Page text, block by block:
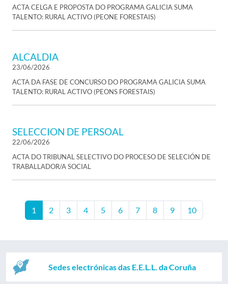
ACTA CELGA E PROPOSTA DO PROGRAMA GALICIA SUMA
TALENTO: RURAL ACTIVO (PEONE FORESTAIS)
ALCALDIA
23/06/2026
ACTA DA FASE DE CONCURSO DO PROGRAMA GALICIA SUMA
TALENTO: RURAL ACTIVO (PEONS FORESTAIS)
SELECCION DE PERSOAL
22/06/2026
ACTA DO TRIBUNAL SELECTIVO DO PROCESO DE SELECIÓN DE
TRABALLADOR/A SOCIAL
1 2 3 4 5 6 7 8 9 10
Sedes electrónicas das E.E.L.L. da Coruña